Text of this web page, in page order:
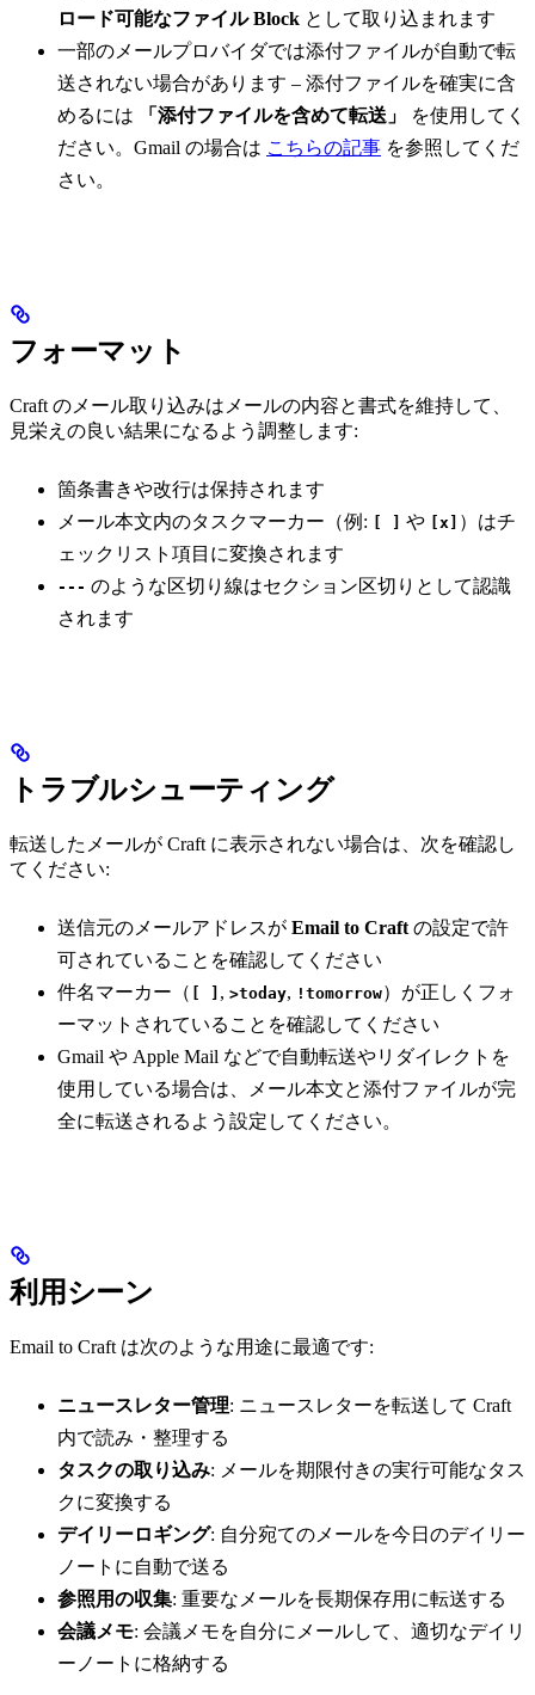
ロード可能なファイル Block として取り込まれます
一部のメールプロバイダでは添付ファイルが自動で転
送されない場合があります – 添付ファイルを確実に含
めるには
「添付ファイルを含めて転送」
を使用してく
ださい。Gmail の場合は こちらの記事 を参照してくだ
さい。
フォーマット
Craft のメール取り込みはメールの内容と書式を維持して、
見栄えの良い結果になるよう調整します:
箇条書きや改行は保持されます
メール本文内のタスクマーカー（例:
や [x]
）はチ
ェックリスト項目に変換されます
--- のような区切り線はセクション区切りとして認識
されます
トラブルシューティング
転送したメールが Craft に表示されない場合は、次を確認し
てください:
送信元のメールアドレスが Email to Craft の設定で許
可されていることを確認してください
件名マーカー（
, >today, !tomorrow）が正しくフォ
ーマットされていることを確認してください
Gmail や Apple Mail などで自動転送やリダイレクトを
使用している場合は、メール本文と添付ファイルが完
全に転送されるよう設定してください。
利用シーン
Email to Craft は次のような用途に最適です:
ニュースレター管理: ニュースレターを転送して Craft
内で読み・整理する
タスクの取り込み: メールを期限付きの実行可能なタス
クに変換する
デイリーロギング: 自分宛てのメールを今日のデイリー
ノートに自動で送る
参照用の収集: 重要なメールを長期保存用に転送する
会議メモ: 会議メモを自分にメールして、適切なデイリ
ーノートに格納する